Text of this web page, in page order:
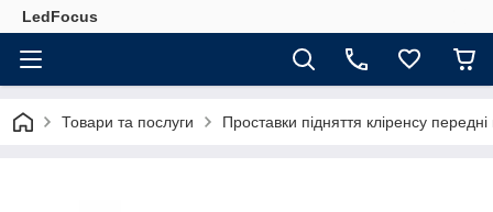
LedFocus
Товари та послуги Проставки підняття кліренсу